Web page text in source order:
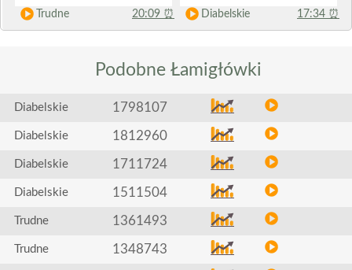
Trudne 20:09 ⏰ Diabelskie 17:34 ⏰
Podobne Łamigłówki
Diabelskie 1798107
Diabelskie 1812960
Diabelskie 1711724
Diabelskie 1511504
Trudne 1361493
Trudne 1348743